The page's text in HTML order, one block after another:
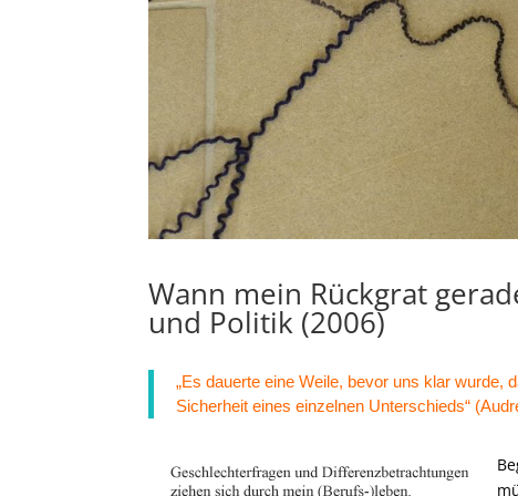
Wann mein Rückgrat
und Politik (2006)
„Es dauerte eine Weile, bevor uns klar
Sicherheit eines einzelnen Unterschieds“